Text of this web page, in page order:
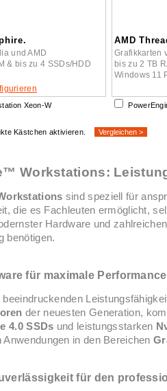
und AMD
& bis zu 4 SSDs/HDD
Xeon-W
AMD
Grafikkarten
bis zu 2 TB
Windows 11
Kästchen aktivieren.
Workstations:
sind speziell für
die es Fachleuten ermöglicht,
Hardware und
benötigen.
für maximale Performance
der neuesten Generation,
4.0 SSDs und leistungsstarken
Anwendungen in den Bereichen
für den